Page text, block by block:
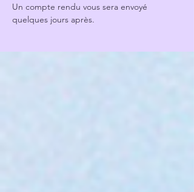
Un compte rendu vous sera envoyé
quelques jours après.